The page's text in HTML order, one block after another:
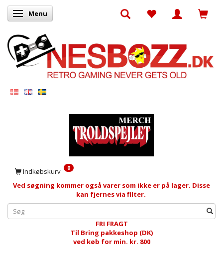
Skifte navigation
Menu
Indkøbskurv 0
Ved søgning kommer også varer som ikke er på lager. Disse
kan fjernes via filter.
FRI FRAGT
Til Bring pakkeshop (DK)
ved køb for min. kr. 800